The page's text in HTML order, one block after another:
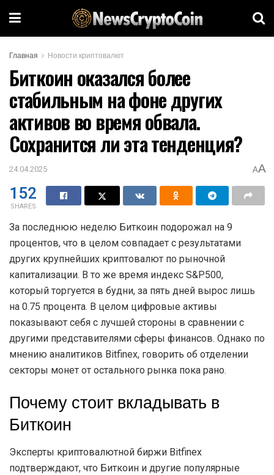
Главная Новости криптовалют
Биткоин оказался более
стабильным на фоне других
активов во время обвала.
Сохранится ли эта тенденция?
24.04.2025 AA
152
SHARES
За последнюю неделю Биткоин подорожал на 9
процентов, что в целом совпадает с результатами
других крупнейших криптовалют по рыночной
капитализации. В то же время индекс S&P500,
который торгуется в будни, за пять дней вырос лишь
на 0.75 процента. В целом цифровые активы
показывают себя с лучшей стороны в сравнении с
другими представителями сферы финансов. Однако по
мнению аналитиков Bitfinex, говорить об отделении
секторы монет от остального рынка пока рано.
Почему стоит вкладывать в
Биткоин
Эксперты криптовалютной биржи Bitfinex
подтверждают, что Биткоин и другие популярные